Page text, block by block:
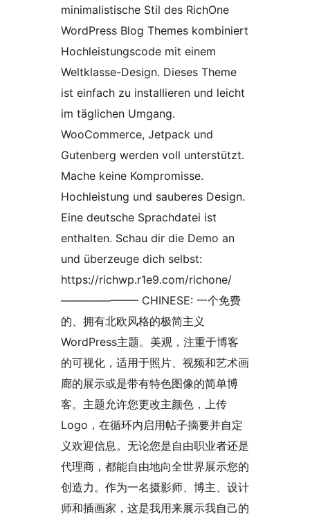
minimalistische Stil des RichOne
WordPress Blog Themes kombiniert
Hochleistungscode mit einem
Weltklasse-Design. Dieses Theme
ist einfach zu installieren und leicht
im täglichen Umgang.
WooCommerce, Jetpack und
Gutenberg werden voll unterstützt.
Mache keine Kompromisse.
Hochleistung und sauberes Design.
Eine deutsche Sprachdatei ist
enthalten. Schau dir die Demo an
und überzeuge dich selbst:
https://richwp.r1e9.com/richone/
–––––––––––––– CHINESE: 一个免费
的、拥有北欧风格的极简主义
WordPress主题。美观，注重于博客
的可视化，适用于照片、视频和艺术画
廊的展示或是带有特色图像的简单博
客。主题允许您更改主颜色，上传
Logo，在循环内启用帖子摘要并自定
义欢迎信息。无论您是自由职业者还是
代理商，都能自由地向全世界展示您的
创造力。作为一名摄影师、博主、设计
师和插画家，这是我用来展示我自己的